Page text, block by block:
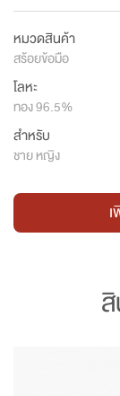
หมวดสินค้า
สร้อยข้อมือ
โลหะ
ทอง 96.5%
สำหรับ
ชาย หญิง